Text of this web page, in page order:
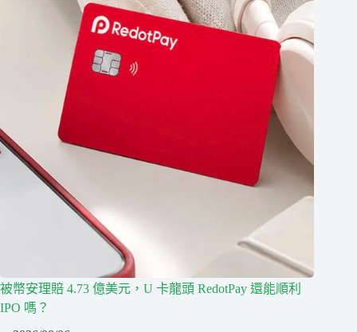
被幣安理賠 4.73 億美元，U 卡龍頭 RedotPay 還能順利
IPO 嗎？